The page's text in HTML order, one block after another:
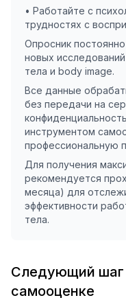
• Работайте с
трудностях с
Опросник
новых
тела и body image.
Все данные
без передачи на
инструментом
профессиональную
Для получения
рекомендуется
месяца) для
эффективности
тела.
Следующий шаг
самооценке